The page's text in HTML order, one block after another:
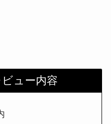
ュー内容